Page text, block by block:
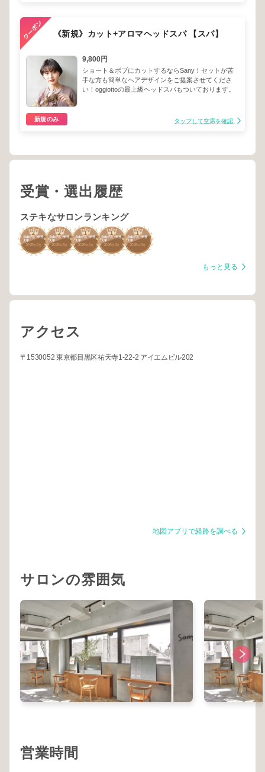
《新規》カット+アロマヘッドスパ 【スパ】
9,800円
ショート＆ボブにカットするならSany！セットが苦
手な方も簡単なヘアデザインをご提案させてくださ
い！oggiottoの最上級ヘッドスパもついております。
新規のみ タップして空席を確認
受賞・選出履歴
ステキなサロンランキング
2
自由が丘・学芸
大学
2025年 7
2
自由が丘・学芸
大学
2025年 5月
1
自由が丘・学芸
大学
2026年 1
1
自由が丘・学芸
大学
2026年 2月
1
自由が丘・学芸
大学
2026年 3月
もっと見る
アクセス
〒1530052 東京都目黒区祐天寺1-22-2 アイエムビル202
地図アプリで経路を調べる
サロンの雰囲気
営業時間